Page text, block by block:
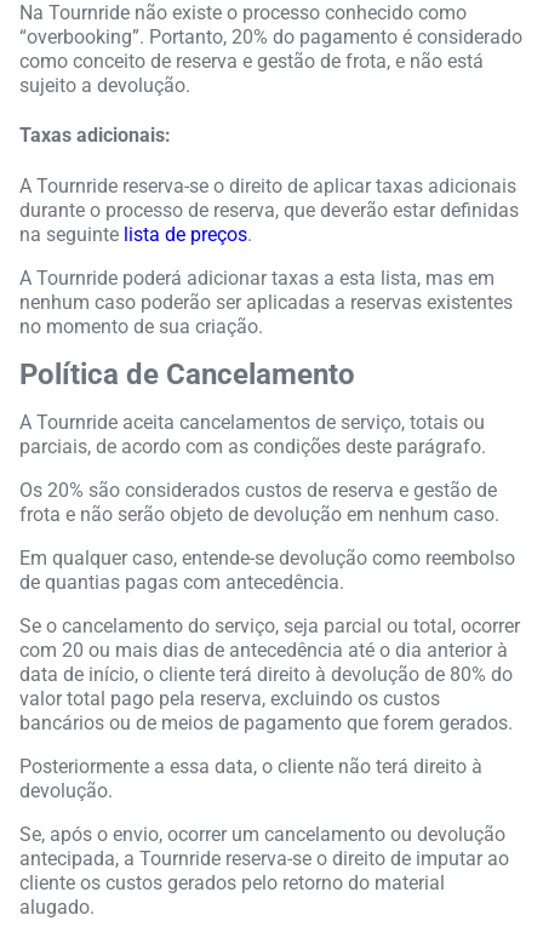
Na Tournride não existe o processo conhecido como
“overbooking”. Portanto, 20% do pagamento é considerado
como conceito de reserva e gestão de frota, e não está
sujeito a devolução.
Taxas adicionais:
A Tournride reserva-se o direito de aplicar taxas adicionais
durante o processo de reserva, que deverão estar definidas
na seguinte lista de preços.
A Tournride poderá adicionar taxas a esta lista, mas em
nenhum caso poderão ser aplicadas a reservas existentes
no momento de sua criação.
Política de Cancelamento
A Tournride aceita cancelamentos de serviço, totais ou
parciais, de acordo com as condições deste parágrafo.
Os 20% são considerados custos de reserva e gestão de
frota e não serão objeto de devolução em nenhum caso.
Em qualquer caso, entende-se devolução como reembolso
de quantias pagas com antecedência.
Se o cancelamento do serviço, seja parcial ou total, ocorrer
com 20 ou mais dias de antecedência até o dia anterior à
data de início, o cliente terá direito à devolução de 80% do
valor total pago pela reserva, excluindo os custos
bancários ou de meios de pagamento que forem gerados.
Posteriormente a essa data, o cliente não terá direito à
devolução.
Se, após o envio, ocorrer um cancelamento ou devolução
antecipada, a Tournride reserva-se o direito de imputar ao
cliente os custos gerados pelo retorno do material
alugado.